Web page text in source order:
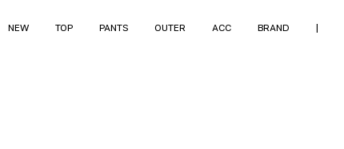
NEW TOP PANTS OUTER ACC BRAND